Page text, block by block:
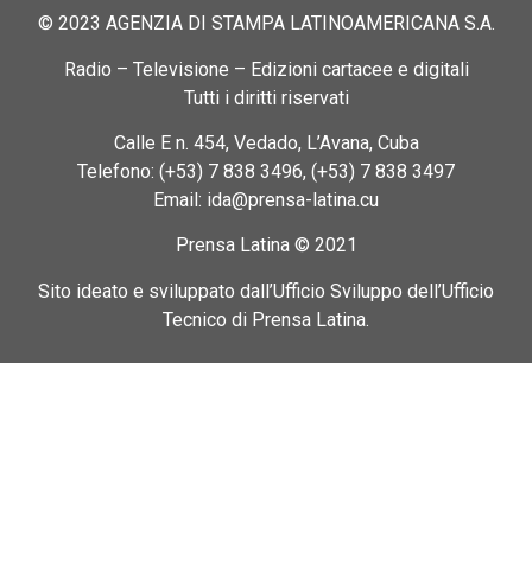
© 2023 AGENZIA DI STAMPA LATINOAMERICANA S.A.
Radio – Televisione – Edizioni cartacee e digitali
Tutti i diritti riservati
Calle E n. 454, Vedado, L’Avana, Cuba
Telefono: (+53) 7 838 3496, (+53) 7 838 3497
Email: ida@prensa-latina.cu
Prensa Latina © 2021
Sito ideato e sviluppato dall’Ufficio Sviluppo dell’Ufficio
Tecnico di Prensa Latina.